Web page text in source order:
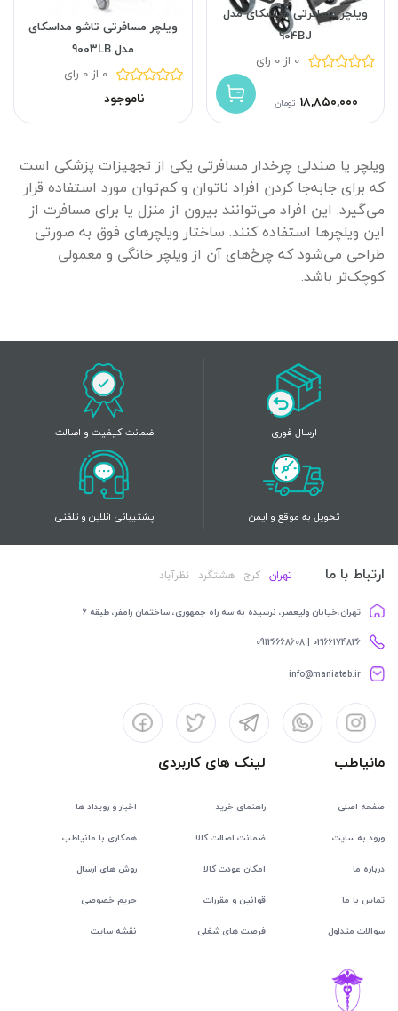
ویلچر مسافرتی مداسکای مدل
904BJ
0 از 0 رای
۱۸,۸۵۰,۰۰۰ تومان
ویلچر مسافرتی تاشو مداسکای
مدل 9003LB
0 از 0 رای
ناموجود
ویلچر یا صندلی چرخدار مسافرتی یکی از تجهیزات پزشکی است
که برای جابه‌جا کردن افراد ناتوان و کم‌توان مورد استفاده قرار
می‌گیرد. این افراد می‌توانند بیرون از منزل یا برای مسافرت از
این ویلچرها استفاده کنند. ساختار ویلچرهای فوق به صورتی
طراحی می‌شود که چرخ‌های آن از ویلچر خانگی و معمولی
کوچک‌تر باشد.
ارسال فوری ضمانت کیفیت و اصالت
تحویل به موقع و ایمن پشتیبانی آنلاین و تلفنی
ارتباط با ما تهران کرج هشتگرد نظرآباد
تهران،خیابان ولیعصر، نرسیده به سه راه جمهوری، ساختمان رامفر، طبقه 6
02166174826 | 09126668608
info@maniateb.ir
مانیاطب
صفحه اصلی
ورود به سایت
درباره ما
تماس با ما
سوالات متداول
لینک های کاربردی
راهنمای خرید اخبار و رویداد ها
ضمانت اصالت کالا همکاری با مانیاطب
امکان عودت کالا روش های ارسال
قوانین و مقررات حریم خصوصی
فرصت های شغلی نقشه سایت